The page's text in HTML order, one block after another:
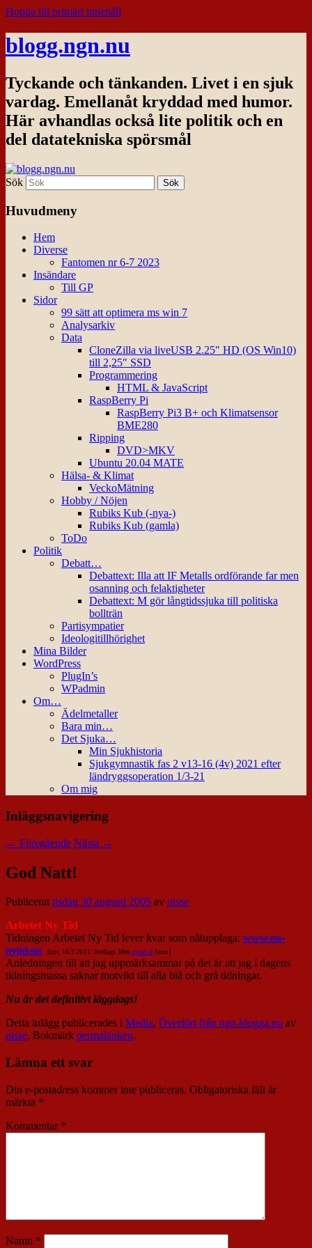
Hoppa till primärt innehåll
blogg.ngn.nu
Tyckande och tänkanden. Livet i en sjuk
vardag. Emellanåt kryddad med humor.
Här avhandlas också lite politik och en
del datatekniska spörsmål
Sök
Huvudmeny
Hem
Diverse
Fantomen nr 6-7 2023
Insändare
Till GP
Sidor
99 sätt att optimera ms win 7
Analysarkiv
Data
CloneZilla via liveUSB 2.25″ HD (OS Win10)
till 2,25″ SSD
Programmering
HTML & JavaScript
RaspBerry Pi
RaspBerry Pi3 B+ och Klimatsensor
BME280
Ripping
DVD>MKV
Ubuntu 20.04 MATE
Hälsa- & Klimat
VeckoMätning
Hobby / Nöjen
Rubiks Kub (-nya-)
Rubiks Kub (gamla)
ToDo
Politik
Debatt…
Debattext: Illa att IF Metalls ordförande far men
osanning och felaktigheter
Debattext: M gör långtidssjuka till politiska
bollträn
Partisympatier
Ideologitillhörighet
Mina Bilder
WordPress
PlugIn’s
WPadmin
Om…
Ädelmetaller
Bara min…
Det Sjuka…
Min Sjukhistoria
Sjukgymnastik fas 2 v13-16 (4v) 2021 efter
ländryggsoperation 1/3-21
Om mig
Inläggsnavigering
← Föregående Nästa →
God Natt!
Publicerattisdag 30 augusti 2005 av nisse
Arbetet Ny Tid:
Tidningen Arbetet Ny Tid lever kvar som nätupplaga: www.nu-
nytid.nu
[not; 16/2-2011: Nedlagt. Men nytid.se finns]
Anledningen till att jag uppmärksammar på det är att jag i dagens
tidningsmassa saknar motvikt till alla blå och grå tidningar.
Nu är det definitivt läggdags!
Detta inlägg publicerades i Media, Överfört från ngn.blogga.nu av
nisse. Bokmärk permalänken.
Lämna ett svar
Din e-postadress kommer inte publiceras. Obligatoriska fält är
märkta *
Kommentar *
Namn *